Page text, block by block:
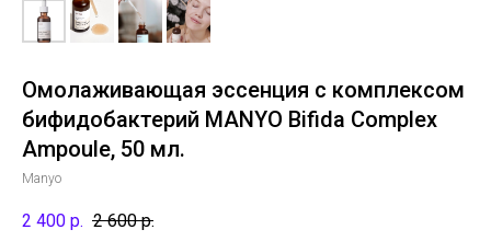
Омолаживающая эссенция с комплексом
бифидобактерий MANYO Bifida Complex
Ampoule, 50 мл.
Manyo
2 400 р. 2 600 р.